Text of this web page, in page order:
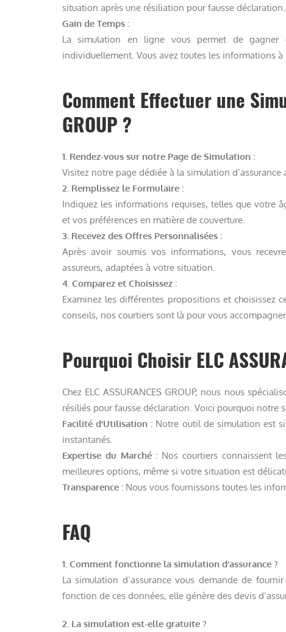
situation après une résiliation pour fausse déclaration.
Gain de Temps :
La simulation en ligne vous permet de gagner
individuellement. Vous avez toutes les informations à
Comment Effectuer une
GROUP ?
1. Rendez-vous sur notre Page de Simulation :
Visitez notre page dédiée à la simulation
2. Remplissez le Formulaire :
Indiquez les informations requises, telles que votre
et vos préférences en matière de couverture.
3. Recevez des Offres Personnalisées :
Après avoir soumis vos informations, vous
assureurs, adaptées à votre situation.
4. Comparez et Choisissez :
Examinez les différentes propositions et choisissez
conseils, nos courtiers sont là pour vous accompagner.
Pourquoi Choisir ELC
Chez ELC ASSURANCES GROUP, nous nous
résiliés pour fausse déclaration. Voici pourquoi notre
Facilité d’Utilisation : Notre outil de simulation est
instantanés.
Expertise du Marché : Nos courtiers connaissent
meilleures options, même si votre situation est
Transparence : Nous vous fournissons toutes les
FAQ
1. Comment fonctionne la simulation d’assurance ?
La simulation d’assurance vous demande de
fonction de ces données, elle génère des devis
2. La simulation est-elle gratuite ?